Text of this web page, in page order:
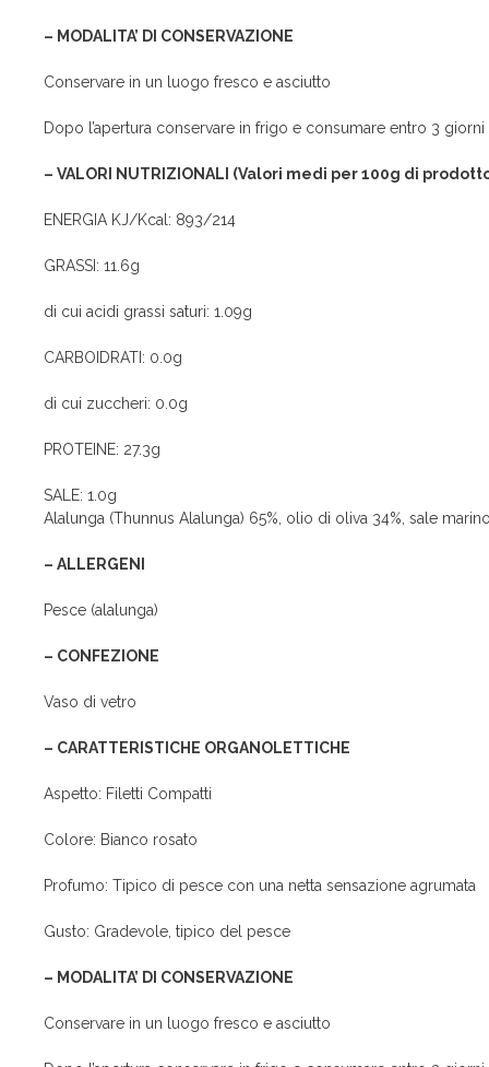
– MODALITA’ DI CONSERVAZIONE
Conservare in un luogo fresco e asciutto
Dopo l’apertura conservare in frigo e consumare entro 3 giorni
– VALORI NUTRIZIONALI (Valori medi per 100g di
ENERGIA KJ/Kcal: 893/214
GRASSI: 11.6g
di cui acidi grassi saturi: 1.09g
CARBOIDRATI: 0.0g
di cui zuccheri: 0.0g
PROTEINE: 27.3g
SALE: 1.0g
Alalunga (Thunnus Alalunga) 65%, olio di oliva 34%, sale
– ALLERGENI
Pesce (alalunga)
– CONFEZIONE
Vaso di vetro
– CARATTERISTICHE ORGANOLETTICHE
Aspetto: Filetti Compatti
Colore: Bianco rosato
Profumo: Tipico di pesce con una netta sensazione agrumata
Gusto: Gradevole, tipico del pesce
– MODALITA’ DI CONSERVAZIONE
Conservare in un luogo fresco e asciutto